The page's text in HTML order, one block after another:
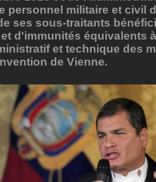
personnel militaire et civil
ses sous-traitants
d'immunités équivalents
et technique des
de Vienne.